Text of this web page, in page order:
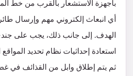
بأجهزة الاستشعار بالقرب من خط
أي انبعاث إلكتروني مهم وإرسال
الهدف. إلى جانب ذلك، يجب على
استعادة إحداثيات نظام تحديد
ثم يتم إطلاق وابل من القذائف في